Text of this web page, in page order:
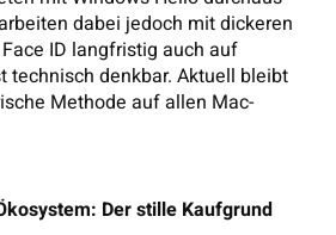
dabei jedoch mit dickeren
ID langfristig auch auf
technisch denkbar. Aktuell bleibt
Methode auf allen Mac-
Der stille Kaufgrund